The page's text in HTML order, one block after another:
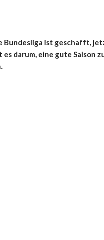
Bundesliga ist geschafft,
darum, eine gute Saison